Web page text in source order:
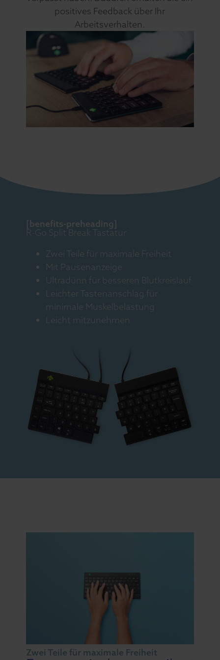
positives Feedback über Ihr
Arbeitsverhalten.
[benefits-preheading]
R-Go Split Break Tastatur
Zwei Teile für maximale Freiheit
Mit Pausenanzeige
Ultradünn für besseren Blutkreislauf
Leichter Tastenanschlag für
minimale Muskelbelastung
Leicht mitzunehmen
Zwei Teile für maximale Freiheit